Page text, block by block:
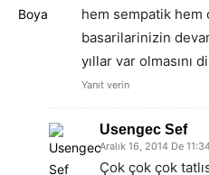
hem sempatik hem
basarilarinizin
yıllar var olmasını
Yanıt verin
Usengec Sef
Aralık 16, 2014 De
Çok çok çok